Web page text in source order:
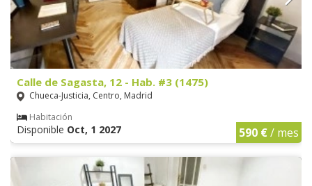
Calle de Sagasta, 12 - Hab. #3 (1475)
Chueca-Justicia, Centro, Madrid
Habitación
Disponible Oct, 1 2027 590 €/ mes